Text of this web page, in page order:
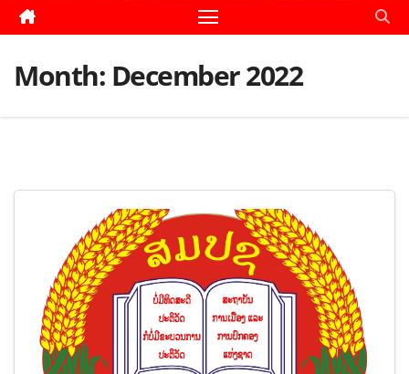
Month: December 2022